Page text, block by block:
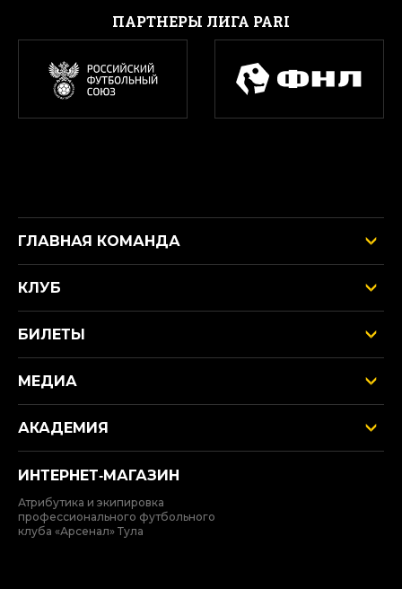
ПАРТНЕРЫ ЛИГА PARI
ГЛАВНАЯ КОМАНДА
КЛУБ
БИЛЕТЫ
МЕДИА
АКАДЕМИЯ
ИНТЕРНЕТ‑МАГАЗИН
Атрибутика и экипировка
профессионального футбольного
клуба «Арсенал» Тула